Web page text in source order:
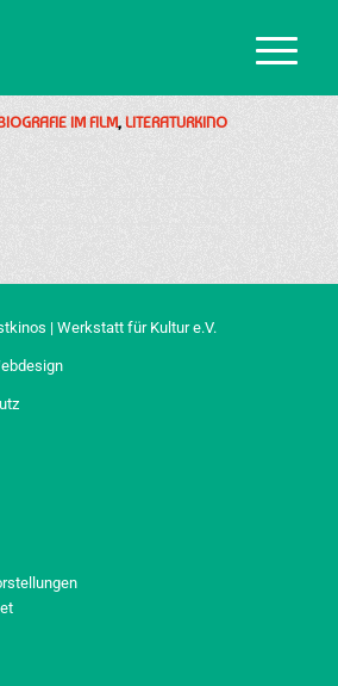
IM FILM,LITERATURKINO
| Werkstatt für Kultur e.V.